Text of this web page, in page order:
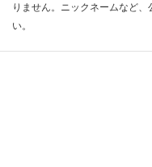
りません。ニックネームなど
い。